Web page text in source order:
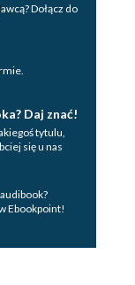
Dołącz do
Daj znać!
tytulu,
się u nas
Ebookpoint!